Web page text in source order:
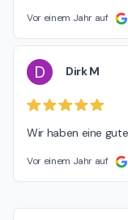
Vor einem Jahr auf
D Dirk M
Wir haben eine
Vor einem Jahr auf